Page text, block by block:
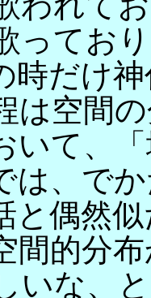
ってお
だけ
は空間
いて、
は、で
偶然
間的分
いな、